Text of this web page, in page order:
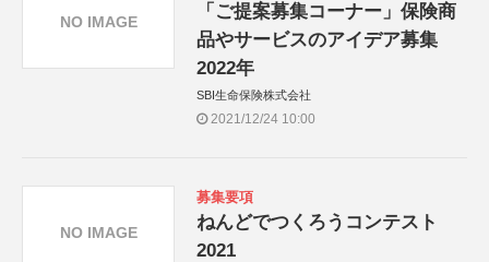
「ご提案募集コーナー」保険商
品やサービスのアイデア募集
2022年
SBI生命保険株式会社
2021/12/24 10:00
NO IMAGE
募集要項
ねんどでつくろうコンテスト
2021
NO IMAGE